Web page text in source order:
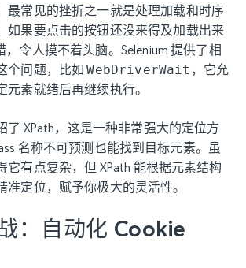
最常见的挫折之一就是处理加载和时序
如果要点击的按钮还没来得及加载出来
令人摸不着头脑。Selenium 提供了相
个问题，比如WebDriverWait ，它允
元素就绪后再继续执行。
了 XPath，这是一种非常强大的定位方
名称不可预测也能找到目标元素。虽
它有点复杂，但 XPath 能根据元素结构
准定位，赋予你极大的灵活性。
：自动化 Cookie